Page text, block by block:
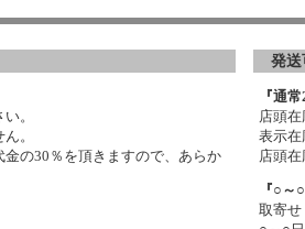
。
。
の30％を頂きますので、あらか
発送
『通
店頭在
表示在
店頭
『○～
取寄せ